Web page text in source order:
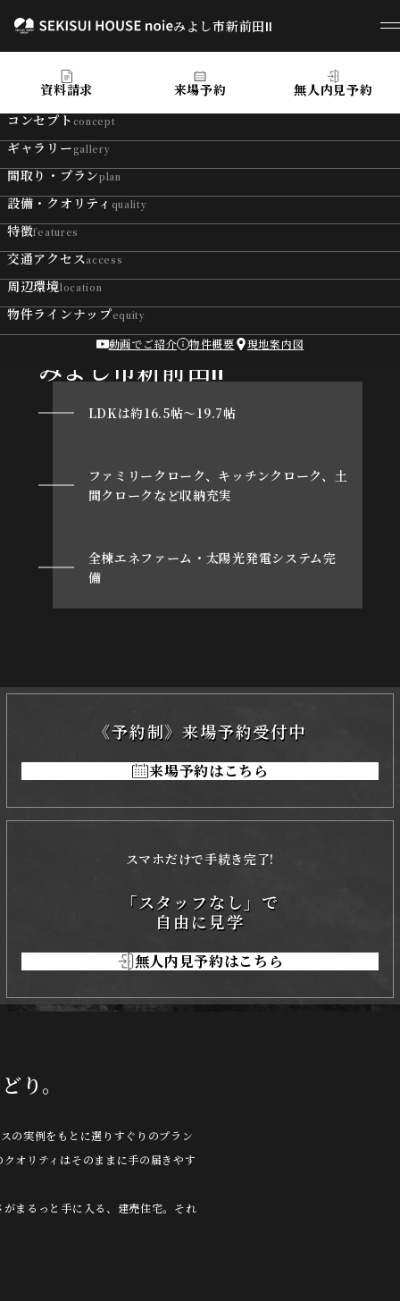
みよし市新前田Ⅱ
みよし市新前田Ⅱ
資料請求 来場予約
無人内見予約
コンセプト concept
ギャラリー gallery
間取り・プランplan
設備・クオリティ quality
特徴features
交通アクセスaccess
周辺環境location
物件ラインナップequity
動画でご紹介 物件概要 現地案内図
SEKISUI HOUSE noie
みよし市新前田Ⅱ
LDKは約16.5帖～19.7帖
ファミリークローク、キッチンクローク、土
間クロークなど収納充実
全棟エネファーム・太陽光発電システム完
備
《予約制》来場予約受付中
来場予約はこちら
スマホだけで手続き完了!
「スタッフなし」で
自由に見学
無人内見予約はこちら
り。
の実例をもとに選りすぐりのプラン
オリティはそのままに手の届きやす
まるっと手に入る、建売住宅。それ